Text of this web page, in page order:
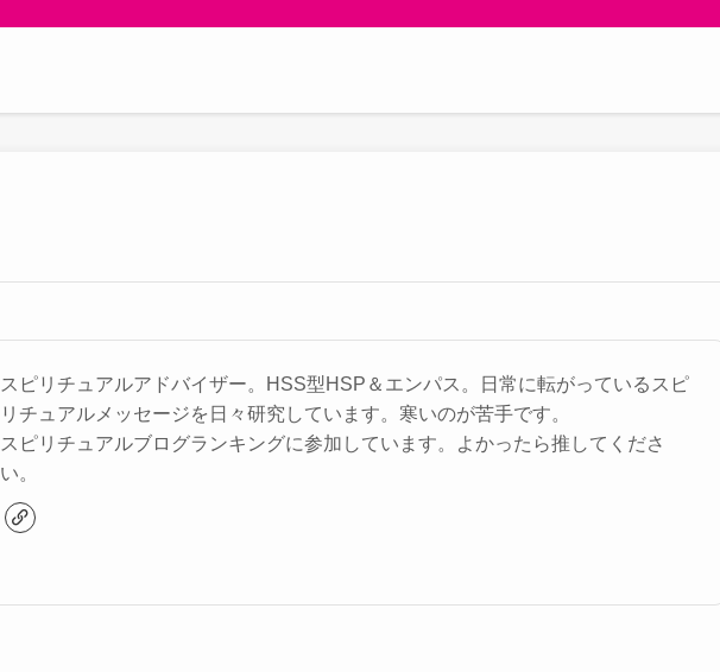
スピリチュアルアドバイザー。HSS型HSP＆エンパス。日常に転がっているスピ
リチュアルメッセージを日々研究しています。寒いのが苦手です。
スピリチュアルブログランキングに参加しています。よかったら推してくださ
い。